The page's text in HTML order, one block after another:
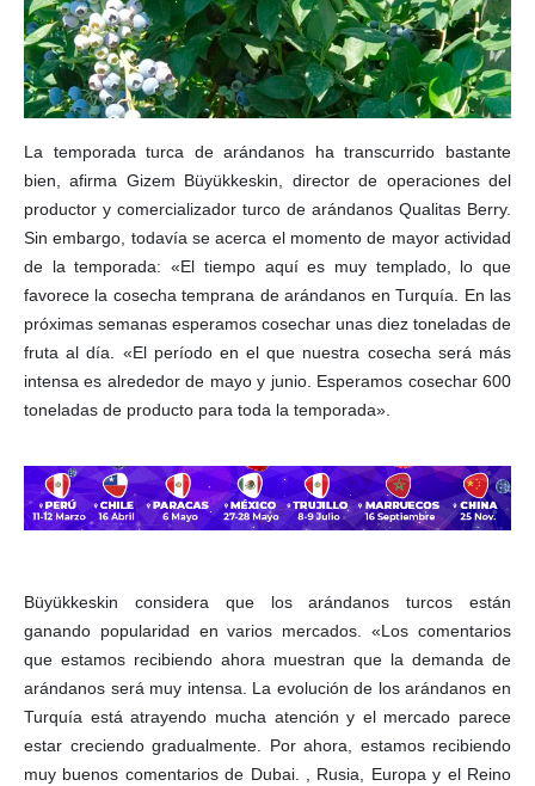
La temporada turca de arándanos ha transcurrido bastante
bien, afirma Gizem Büyükkeskin, director de operaciones del
productor y comercializador turco de arándanos Qualitas Berry.
Sin embargo, todavía se acerca el momento de mayor actividad
de la temporada: «El tiempo aquí es muy templado, lo que
favorece la cosecha temprana de arándanos en Turquía. En las
próximas semanas esperamos cosechar unas diez toneladas de
fruta al día. «El período en el que nuestra cosecha será más
intensa es alrededor de mayo y junio. Esperamos cosechar 600
toneladas de producto para toda la temporada».
Büyükkeskin considera que los arándanos turcos están
ganando popularidad en varios mercados. «Los comentarios
que estamos recibiendo ahora muestran que la demanda de
arándanos será muy intensa. La evolución de los arándanos en
Turquía está atrayendo mucha atención y el mercado parece
estar creciendo gradualmente. Por ahora, estamos recibiendo
muy buenos comentarios de Dubai. , Rusia, Europa y el Reino